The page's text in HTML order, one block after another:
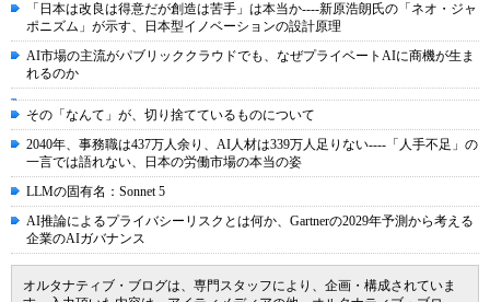
「日本は改良は得意だが創造は苦手」は本当か----新原浩朗氏の「ネオ・ジャ
ポニズム」が示す、日本型イノベーションの設計原理
AI市場の主流がパブリッククラウドでも、なぜプライベートAIに商機が生ま
れるのか
その「なんて」が、切り捨てているものについて
2040年、事務職は437万人余り、AI人材は339万人足りない----「人手不足」の
一言では語れない、日本の労働市場の本当の姿
LLMの固有名：Sonnet 5
AI推論によるプライバシーリスクとは何か、Gartnerの2029年予測から考える
企業のAIガバナンス
オルタナティブ・ブログは、専門スタッフにより、企画・構成されていま